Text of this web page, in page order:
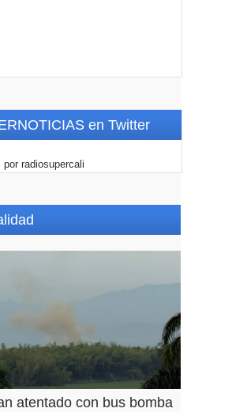
en Twitter
por radiosupercali
atentado con bus bomba